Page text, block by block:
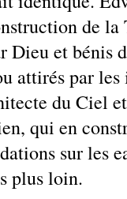
de
Dieu et bénis
attirés par
du Ciel
qui en
sur les
plus loin.